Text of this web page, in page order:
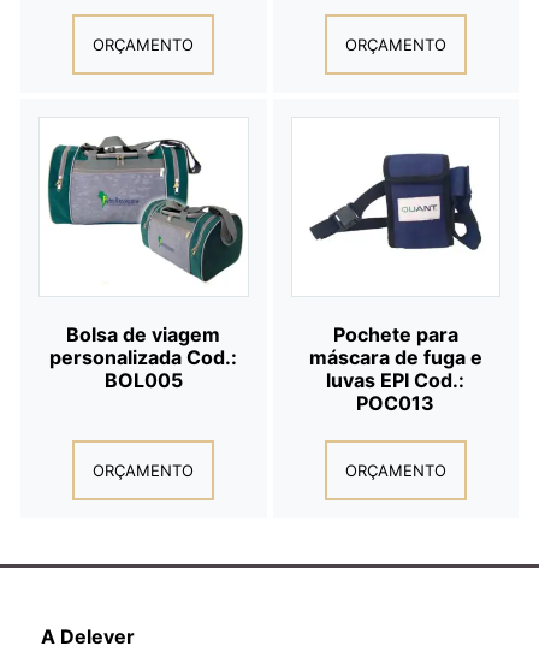
ORÇAMENTO ORÇAMENTO
Bolsa de viagem
personalizada Cod.:
BOL005
ORÇAMENTO
Pochete para
máscara de fuga e
luvas EPI Cod.:
POC013
ORÇAMENTO
A Delever